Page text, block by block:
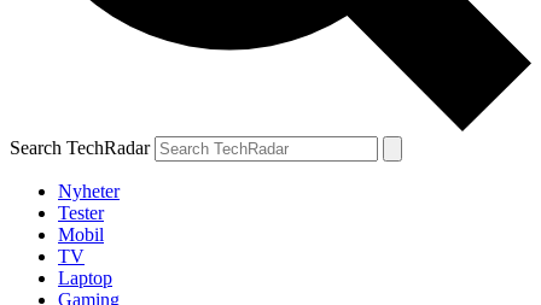
Search TechRadar
Nyheter
Tester
Mobil
TV
Laptop
Gaming